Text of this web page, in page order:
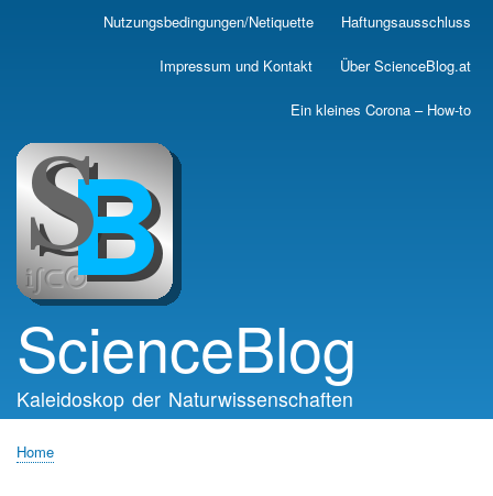
Skip
main
Nutzungsbedingungen/Netiquette Haftungsausschluss
Impressum und Kontakt Über ScienceBlog.at
Ein kleines Corona – How-to
ScienceBlog
Kaleidoskop der Naturwissenschaften
Home